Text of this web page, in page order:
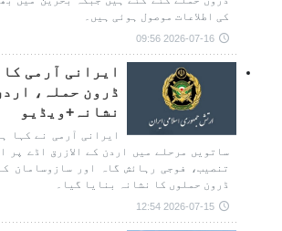
کی اطلاعات موصول ہوئی ہیں۔
2026-07-16 09:56
ایرانی آرمی
ڈرون حملہ،
نشانہ+ویڈیو
ایرانی آرمی نے کہا
تنصیب، فوجی رہائش گاہ اور سازوسامان
ڈرون حملوں کا نشانہ بنایا گیا۔
2026-07-15 12:54